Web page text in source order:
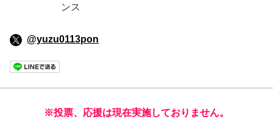
ンス
@yuzu0113pon
※投票、応援は現在実施しておりません。